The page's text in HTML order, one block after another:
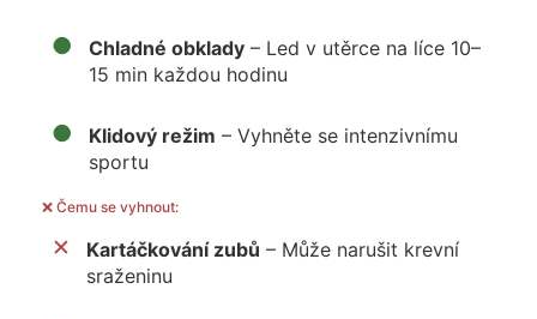
● Chladné obklady– Led v utěrce na líce 10–
15 min každou hodinu
● Klidový režim – Vyhněte se intenzivnímu
sportu
❌ Čemu se vyhnout:
✕ Kartáčkování zubů – Může narušit krevní
sraženinu